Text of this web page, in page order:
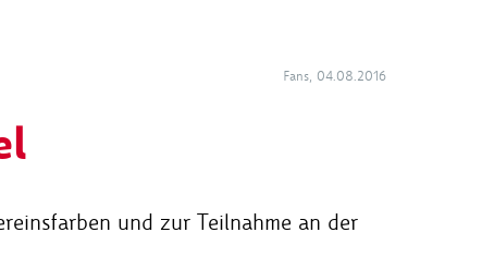
Fans, 04.08.2016
und zur Teilnahme an der